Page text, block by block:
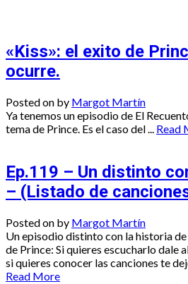
«Kiss»: el exito de
ocurre.
Posted on by Margot Martín
Ya tenemos un episodio de El
tema de Prince. Es el caso del ...
Read
Ep.119 – Un distinto
– (Listado de
Posted on by Margot Martín
Un episodio distinto con la historia
de Prince: Si quieres escucharlo dale
si quieres conocer las canciones te
Read More